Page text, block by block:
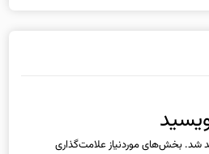
شد. بخش‌های موردنیاز علامت‌گذاری